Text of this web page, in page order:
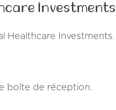
Investments
Healthcare Investments.
boîte de réception.